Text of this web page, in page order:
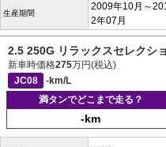
生産期間
2009年10月～
2年07月
2.5 250G リラックスセレクシ
新車時価格275万円(税込)
JC08
-km/L
満タンでどこまで走る？
-km